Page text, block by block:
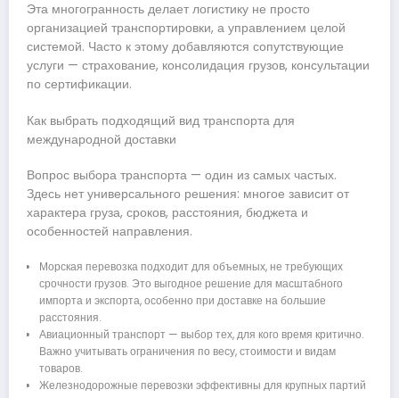
Эта многогранность делает логистику не просто
организацией транспортировки, а управлением целой
системой. Часто к этому добавляются сопутствующие
услуги — страхование, консолидация грузов, консультации
по сертификации.
Как выбрать подходящий вид транспорта для
международной доставки
Вопрос выбора транспорта — один из самых частых.
Здесь нет универсального решения: многое зависит от
характера груза, сроков, расстояния, бюджета и
особенностей направления.
Морская перевозка подходит для объемных, не требующих
срочности грузов. Это выгодное решение для масштабного
импорта и экспорта, особенно при доставке на большие
расстояния.
Авиационный транспорт — выбор тех, для кого время критично.
Важно учитывать ограничения по весу, стоимости и видам
товаров.
Железнодорожные перевозки эффективны для крупных партий